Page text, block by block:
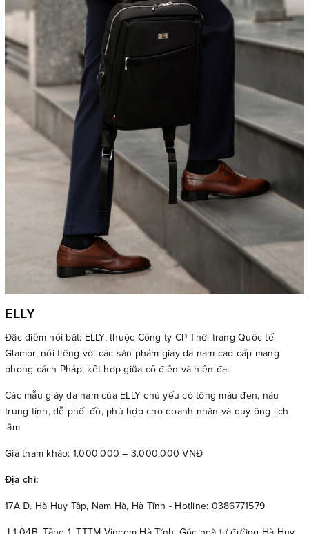
ELLY
Đặc điểm nổi bật: ELLY, thuộc Công ty CP Thời trang Quốc tế
Glamor, nổi tiếng với các sản phẩm giày da nam cao cấp mang
phong cách Pháp, kết hợp giữa cổ điển và hiện đại.
Các mẫu giày da nam của ELLY chủ yếu có tông màu đen, nâu
trung tính, dễ phối đồ, phù hợp cho doanh nhân và quý ông lịch
lãm.
Giá tham khảo: 1.000.000 – 3.000.000 VNĐ
Địa chỉ:
17A Đ. Hà Huy Tập, Nam Hà, Hà Tĩnh - Hotline: 0386771579